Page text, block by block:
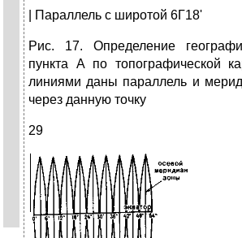
| Параллель с широтой 6Г18'
Рис. 17. Определение
пункта А по топографической
линиями даны па­раллель и
через данную точку
29